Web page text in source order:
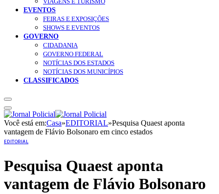
EVENTOS
FEIRAS E EXPOSIÇÕES
SHOWS E EVENTOS
GOVERNO
CIDADANIA
GOVERNO FEDERAL
NOTÍCIAS DOS ESTADOS
NOTÍCIAS DOS MUNICÍPIOS
CLASSIFICADOS
Você está em:Casa»EDITORIAL»Pesquisa Quaest aponta
vantagem de Flávio Bolsonaro em cinco estados
EDITORIAL
Pesquisa Quaest aponta
vantagem de Flávio Bolsonaro